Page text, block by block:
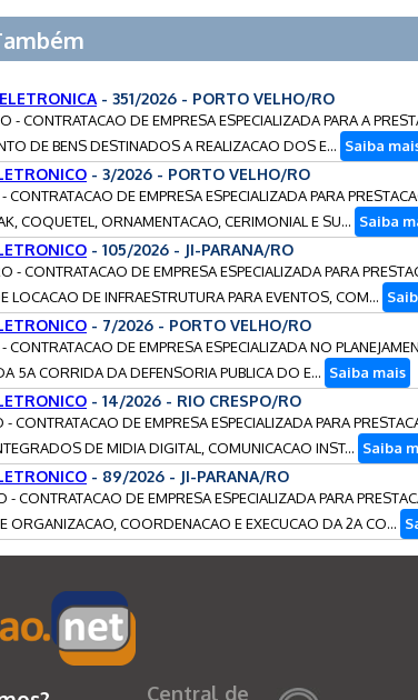
- 351/2026 - PORTO VELHO/RO
- CONTRATACAO DE EMPRESA ESPECIALIZADA PARA A
DE BENS DESTINADOS A REALIZACAO DOS E... Saiba
- 3/2026 - PORTO VELHO/RO
DE EMPRESA ESPECIALIZADA PARA
COQUETEL, ORNAMENTACAO, CERIMONIAL E SU... Saiba
- 105/2026 - JI-PARANA/RO
- CONTRATACAO DE EMPRESA ESPECIALIZADA PARA
LOCACAO DE INFRAESTRUTURA PARA EVENTOS, COM...
- 7/2026 - PORTO VELHO/RO
DE EMPRESA ESPECIALIZADA NO
5A CORRIDA DA DEFENSORIA PUBLICA DO E... Saiba mais
- 14/2026 - RIO CRESPO/RO
CONTRATACAO DE EMPRESA ESPECIALIZADA PARA
DE MIDIA DIGITAL, COMUNICACAO INST... Saiba
- 89/2026 - JI-PARANA/RO
CONTRATACAO DE EMPRESA ESPECIALIZADA PARA
ORGANIZACAO, COORDENACAO E EXECUCAO DA 2A CO...
Central de